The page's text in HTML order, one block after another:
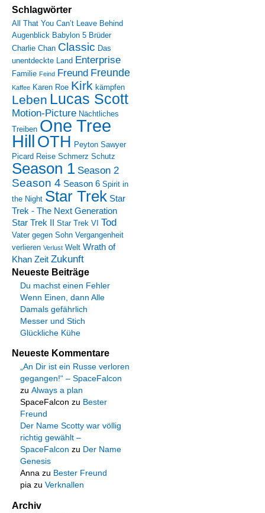
Schlagwörter
All That You Can’t Leave Behind
Augenblick Babylon 5 Brüder
Charlie Chan Classic Das
unentdeckte Land Enterprise
Familie Feind Freund Freunde
Kaffee Karen Roe Kirk kämpfen
Leben Lucas Scott
Motion-Picture Nächtliches
Treiben One Tree
Hill OTH Peyton Sawyer
Picard Reise Schmerz Schutz
Season 1 Season 2
Season 4 Season 6 Spirit in
the Night Star Trek Star
Trek - The Next Generation
Star Trek II Star Trek VI Tod
Vater gegen Sohn Vergangenheit
verlieren Verlust Welt Wrath of
Khan Zeit Zukunft
Neueste Beiträge
Du machst einen Fehler
Wenn Einen, dann Alle
Damals gefährlich
Messer und Stich
Glückliche Kühe
Neueste Kommentare
„An Dir ist ein Russe verloren
gegangen!“ – SpaceFalcon
zu Always a plan
SpaceFalcon zu Bester
Freund
Der Name Scotty war völlig
richtig gewählt –
SpaceFalcon zu Der Name
Genesis
Annazu Bester Freund
piazu Verknallen
Archiv